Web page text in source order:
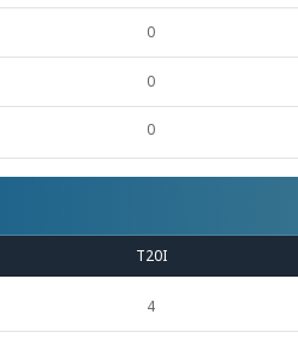
0
0
0
T20I
4